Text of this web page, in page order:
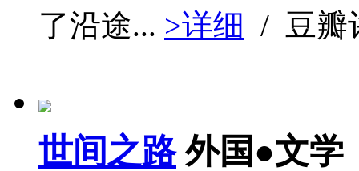
了沿途... >详细 / 豆瓣
世间之路 外国●文学